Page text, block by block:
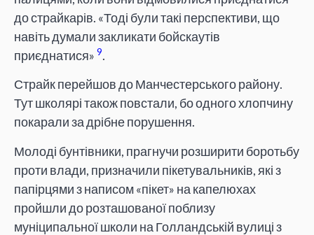
до страйкарів. «Тоді були такі перспективи, що
навіть думали закликати бойскаутів
приєднатися» 9.
Страйк перейшов до Манчестерського району.
Тут школярі також повстали, бо одного хлопчину
покарали за дрібне порушення.
Молоді бунтівники, прагнучи розширити боротьбу
проти влади, призначили пікетувальників, які з
папірцями з написом «пікет» на капелюхах
пройшли до розташованої поблизу
муніципальної школи на Голландській вулиці з